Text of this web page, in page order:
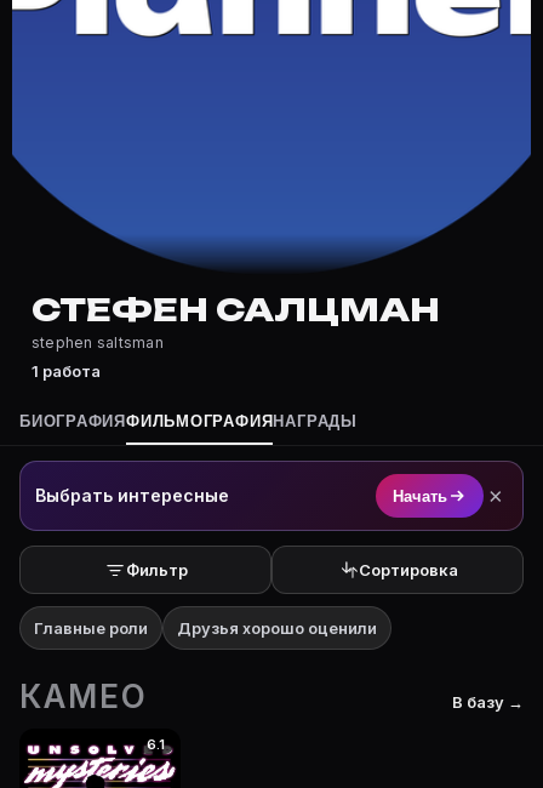
Где снимался Стефен Салцман?
Стефен Салцман — актёр. Биография и роли на
Где открыть фильмографию Стефен Салцман?
На Movie Planner: https://movie-planner.ru/s/
СТЕФЕН САЛЦМАН
stephen saltsman
1 работа
БИОГРАФИЯФИЛЬМОГРАФИЯ НАГРАДЫ
Выбрать интересные Начать ×
Фильтр Сортировка
Главные роли Друзья хорошо оценили
КАМЕО В базу →
6.1